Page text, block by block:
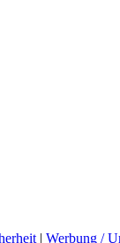
| Werbung /